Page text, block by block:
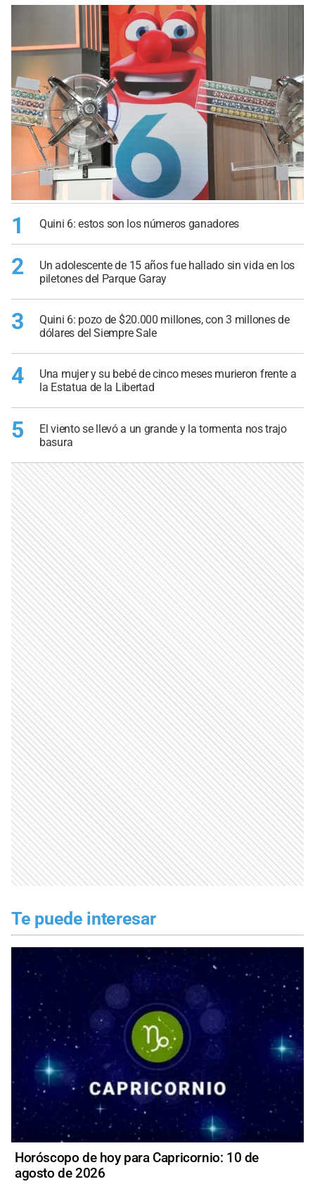
1 Quini 6: estos son los números ganadores
2
Un adolescente de 15 años fue hallado sin vida en los
piletones del Parque Garay
3
Quini 6: pozo de $20.000 millones, con 3 millones de
dólares del Siempre Sale
4
Una mujer y su bebé de cinco meses murieron frente a
la Estatua de la Libertad
5
El viento se llevó a un grande y la tormenta nos trajo
basura
Te puede interesar
Horóscopo de hoy para Capricornio: 10 de
agosto de 2026